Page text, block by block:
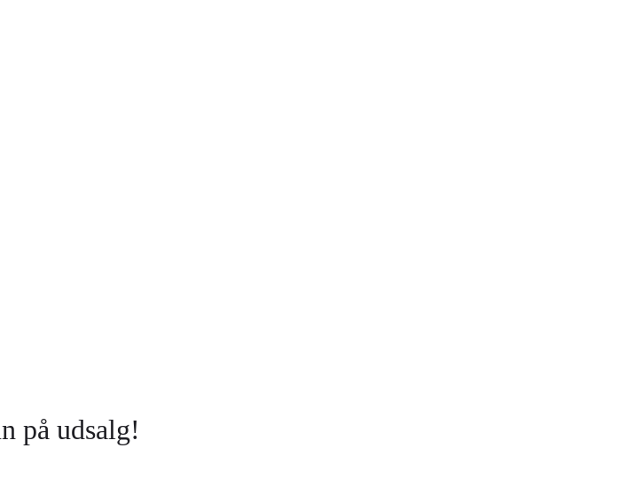
på udsalg!